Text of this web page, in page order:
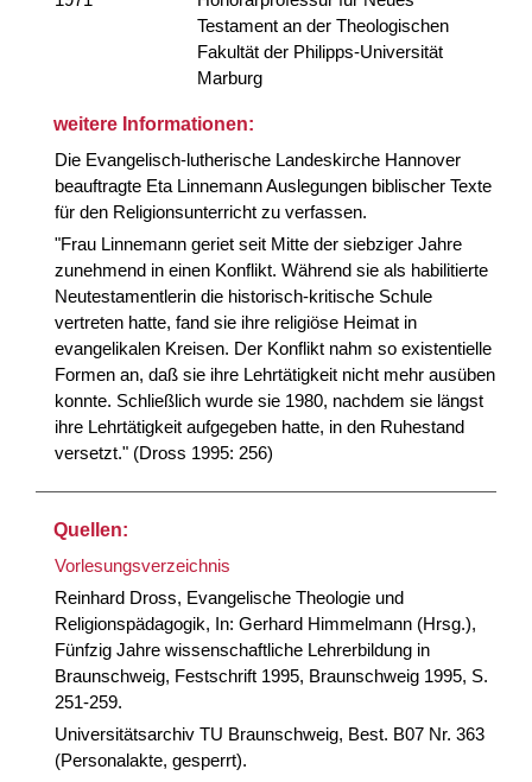
Testament an der Theologischen
Fakultät der Philipps-Universität
Marburg
weitere Informationen:
Die Evangelisch-lutherische Landeskirche Hannover
beauftragte Eta Linnemann Auslegungen biblischer Texte
für den Religionsunterricht zu verfassen.
"Frau Linnemann geriet seit Mitte der siebziger Jahre
zunehmend in einen Konflikt. Während sie als habilitierte
Neutestamentlerin die historisch-kritische Schule
vertreten hatte, fand sie ihre religiöse Heimat in
evangelikalen Kreisen. Der Konflikt nahm so existentielle
Formen an, daß sie ihre Lehrtätigkeit nicht mehr ausüben
konnte. Schließlich wurde sie 1980, nachdem sie längst
ihre Lehrtätigkeit aufgegeben hatte, in den Ruhestand
versetzt." (Dross 1995: 256)
Quellen:
Vorlesungsverzeichnis
Reinhard Dross, Evangelische Theologie und
Religionspädagogik, In: Gerhard Himmelmann (Hrsg.),
Fünfzig Jahre wissenschaftliche Lehrerbildung in
Braunschweig, Festschrift 1995, Braunschweig 1995, S.
251-259.
Universitätsarchiv TU Braunschweig, Best. B07 Nr. 363
(Personalakte, gesperrt).